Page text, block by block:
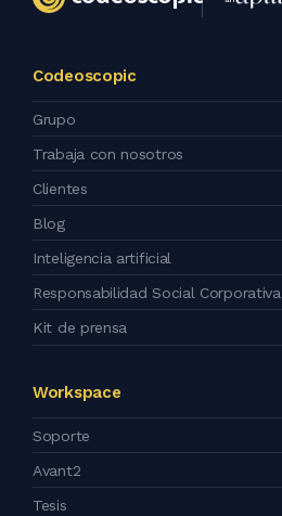
Codeoscopic
Grupo
Trabaja con nosotros
Clientes
Blog
Inteligencia artificial
Responsabilidad Social Corporativa
Kit de prensa
Workspace
Soporte
Avant2
Tesis